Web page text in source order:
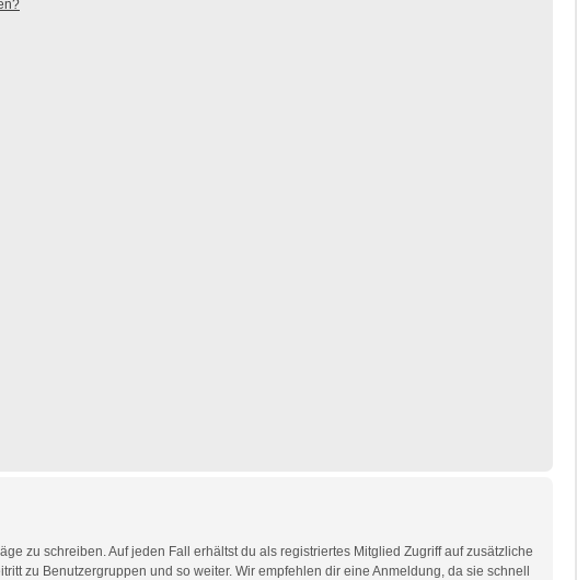
zu schreiben. Auf jeden Fall erhältst du als registriertes Mitglied Zugriff auf zusätzliche
zu Benutzergruppen und so weiter. Wir empfehlen dir eine Anmeldung, da sie schnell